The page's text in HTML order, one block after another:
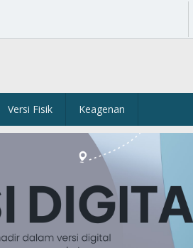
Versi Fisik Keagenan